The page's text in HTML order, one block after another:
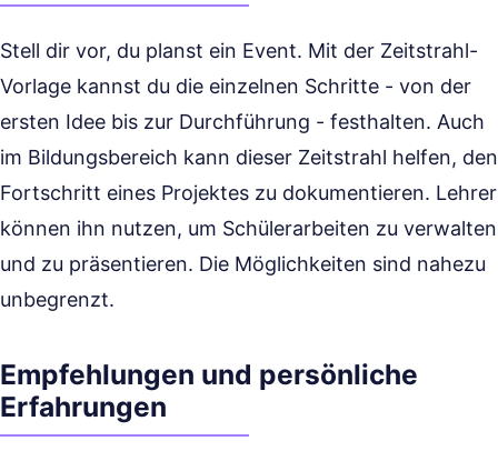
Stell dir vor, du planst ein Event. Mit der Zeitstrahl-
Vorlage kannst du die einzelnen Schritte - von der
ersten Idee bis zur Durchführung - festhalten. Auch
im Bildungsbereich kann dieser Zeitstrahl helfen, den
Fortschritt eines Projektes zu dokumentieren. Lehrer
können ihn nutzen, um Schülerarbeiten zu verwalten
und zu präsentieren. Die Möglichkeiten sind nahezu
unbegrenzt.
Empfehlungen und persönliche
Erfahrungen